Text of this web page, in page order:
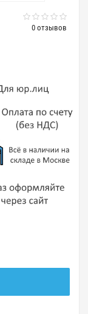
0 отзывов